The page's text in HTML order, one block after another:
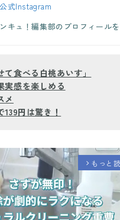
式Instagram
キュ！編集部のプロフィール
て食べる白桃あいす」
実感を楽しめる
メ
円は驚き！
arrow_forward_ios もっと